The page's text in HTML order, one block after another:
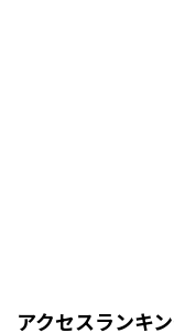
アクセスランキ